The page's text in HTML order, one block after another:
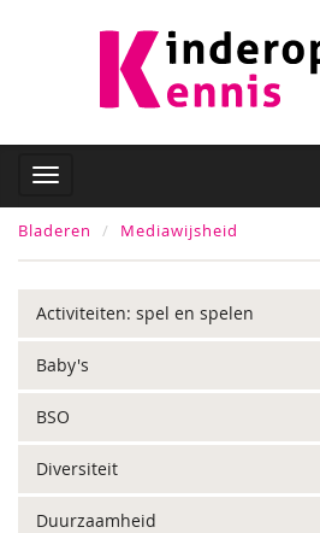
Bladeren Mediawijsheid
Activiteiten: spel en spelen
Baby's
BSO
Diversiteit
Duurzaamheid